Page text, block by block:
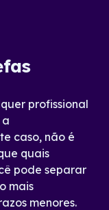
profissional
a
caso, não é
quais
pode separar
mais
menores.